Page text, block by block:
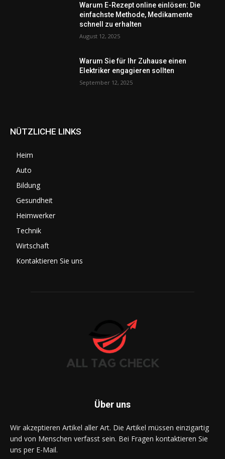
Warum E-Rezept online einlösen: Die
einfachste Methode, Medikamente
schnell zu erhalten
August 12, 2025
Warum Sie für Ihr Zuhause einen
Elektriker engagieren sollten
September 12, 2025
NÜTZLICHE LINKS
Heim
Auto
Bildung
Gesundheit
Heimwerker
Technik
Wirtschaft
Kontaktieren Sie uns
Über uns
Wir akzeptieren Artikel aller Art. Die Artikel müssen einzigartig
und von Menschen verfasst sein. Bei Fragen kontaktieren Sie
uns per E-Mail.